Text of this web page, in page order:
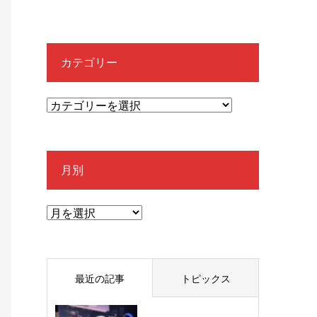
カテゴリー
月別
最近の記事 トピックス